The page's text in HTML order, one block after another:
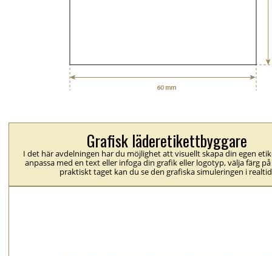
Grafisk läderetikettbyggare
I det här avdelningen har du möjlighet att visuellt skapa din egen
anpassa med en text eller infoga din grafik eller logotyp, välja färg
praktiskt taget kan du se den grafiska simuleringen i